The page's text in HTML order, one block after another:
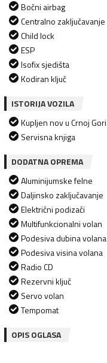
Bočni airbag
Centralno zaključavanje
Child lock
ESP
Isofix sjedišta
Kodiran ključ
ISTORIJA VOZILA
Kupljen nov u Crnoj Gori
Servisna knjiga
DODATNA OPREMA
Aluminijumske felne
Daljinsko zaključavanje
Električni podizači
Multifunkcionalni volan
Podesiva dubina volana
Podesiva visina volana
Radio CD
Rezervni ključ
Servo volan
Tempomat
OPIS OGLASA